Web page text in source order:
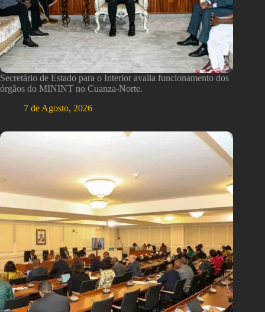
Secretário de Estado para o Interior avalia funcionamento dos
órgãos do MININT no Cuanza-Norte.
7 de Agosto, 2026